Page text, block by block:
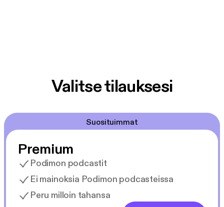
Valitse tilauksesi
Suosituimmat
Premium
Podimon podcastit
Ei mainoksia Podimon podcasteissa
Peru milloin tahansa